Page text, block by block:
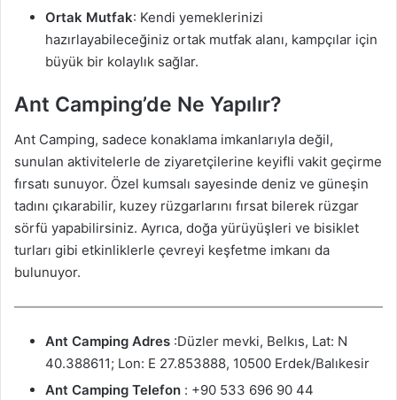
Ortak Mutfak: Kendi yemeklerinizi
hazırlayabileceğiniz ortak mutfak alanı, kampçılar için
büyük bir kolaylık sağlar.
Ant Camping’de Ne Yapılır?
Ant Camping, sadece konaklama imkanlarıyla değil,
sunulan aktivitelerle de ziyaretçilerine keyifli vakit geçirme
fırsatı sunuyor. Özel kumsalı sayesinde deniz ve güneşin
tadını çıkarabilir, kuzey rüzgarlarını fırsat bilerek rüzgar
sörfü yapabilirsiniz. Ayrıca, doğa yürüyüşleri ve bisiklet
turları gibi etkinliklerle çevreyi keşfetme imkanı da
bulunuyor.
Ant Camping Adres :Düzler mevki, Belkıs, Lat: N
40.388611; Lon: E 27.853888, 10500 Erdek/Balıkesir
Ant Camping Telefon : +90 533 696 90 44